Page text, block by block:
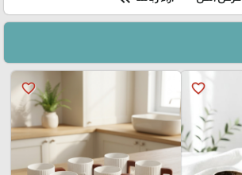
favorite_border
favorite_border